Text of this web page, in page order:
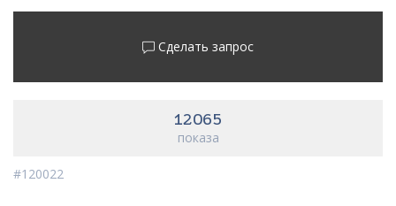
Сделать запрос
12065
показа
#120022